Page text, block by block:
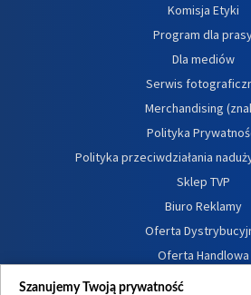
Komisja Etyki
Program dla
Dla mediów
Serwis
Merchandising
Polityka
Polityka przeciwdziałania
Sklep TVP
Biuro Reklamy
Oferta
Oferta Handlowa
Dostępność
Szanujemy Twoją prywatność